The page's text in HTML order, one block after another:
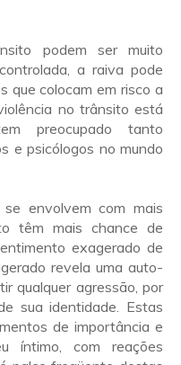
podem ser muito
a raiva pode
que colocam em risco a
no trânsito está
preocupado tanto
e psicólogos no mundo
envolvem com mais
têm mais chance de
exagerado de
revela uma auto-
qualquer agressão, por
sua identidade. Estas
de importância e
íntimo, com reações